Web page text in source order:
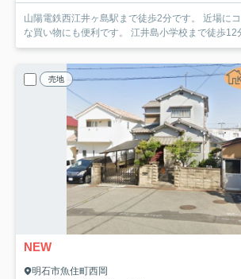
山陽電鉄西江井ヶ島駅まで徒歩2分です。 近場に
な買い物にも便利です。 江井島小学校まで徒歩12
売地
NEW
明石市魚住町西岡